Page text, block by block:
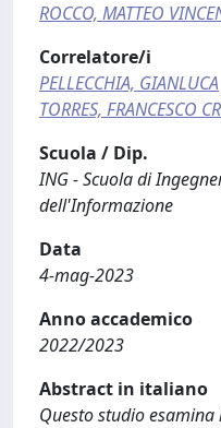
ROCCO, MATTEO
Correlatore/i
PELLECCHIA, GIANLUCA
TORRES, FRANCESCO
Scuola / Dip.
ING - Scuola di
dell'Informazione
Data
4-mag-2023
Anno accademico
2022/2023
Abstract in italiano
Questo studio